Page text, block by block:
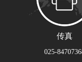
传真
025-